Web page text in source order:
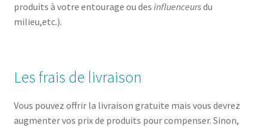
produits à votre entourage ou des influenceursdu
milieu,etc.).
Les frais de livraison
Vous pouvez offrir la livraison gratuite mais vous devrez
augmenter vos prix de produits pour compenser. Sinon,